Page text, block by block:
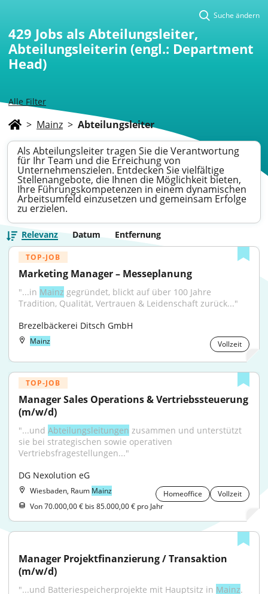
Alle Filter
Suche ändern
429 Jobs als Abteilungsleiter,
Abteilungsleiterin (engl.: Department
Head)
> Mainz > Abteilungsleiter
Als Abteilungsleiter tragen Sie die Verantwortung
für Ihr Team und die Erreichung von
Unternehmenszielen. Entdecken Sie vielfältige
Stellenangebote, die Ihnen die Möglichkeit bieten,
Ihre Führungskompetenzen in einem dynamischen
Arbeitsumfeld einzusetzen und gemeinsam Erfolge
zu erzielen.
Relevanz Datum Entfernung
TOP-JOB
Marketing Manager – Messeplanung
"...in Mainz gegründet, blickt auf über 100 Jahre
Tradition, Qualität, Vertrauen & Leidenschaft zurück..."
Brezelbäckerei Ditsch GmbH
Mainz Vollzeit
TOP-JOB
Manager Sales Operations & Vertriebssteuerung
(m/w/d)
"...und Abteilungsleitungen zusammen und unterstützt
sie bei strategischen sowie operativen
Vertriebsfragestellungen..."
DG Nexolution eG
Wiesbaden, Raum Mainz Homeoffice
Vollzeit
Von 70.000,00 € bis 85.000,00 € pro Jahr
Manager Projektfinanzierung / Transaktion
(m/w/d)
"...und Batteriespeicherprojekte mit Hauptsitz in Mainz.